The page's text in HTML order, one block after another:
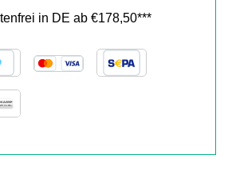
in DE ab €178,50***